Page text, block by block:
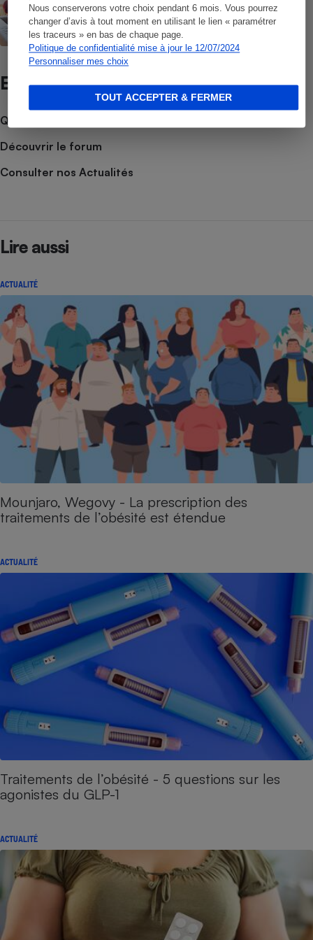
Nous conserverons votre choix pendant 6 mois. Vous pourrez
changer d’avis à tout moment en utilisant le lien « paramétrer
les traceurs » en bas de chaque page.
Politique de confidentialité mise à jour le 12/07/2024
Personnaliser mes choix
TOUT ACCEPTER & FERMER
Prise de poids - Les facteurs aggravants
Et aussi
Que faire en cas de litige ?
Découvrir le forum
Consulter nos Actualités
Lire aussi
ACTUALITÉ
Mounjaro, Wegovy - La prescription des
traitements de l’obésité est étendue
ACTUALITÉ
Traitements de l’obésité - 5 questions sur les
agonistes du GLP-1
ACTUALITÉ